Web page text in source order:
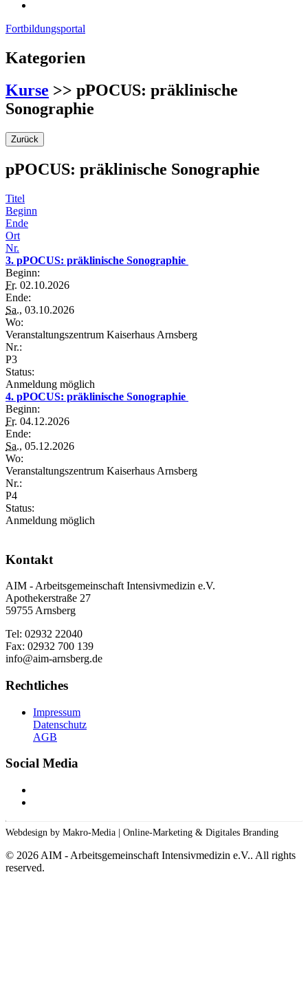
Fortbildungsportal
Kategorien
Kurse >> pPOCUS: präklinische
Sonographie
Zurück
pPOCUS: präklinische Sonographie
Titel
Beginn
Ende
Ort
Nr.
3. pPOCUS: präklinische Sonographie
Beginn:
Fr. 02.10.2026
Ende:
Sa., 03.10.2026
Wo:
Veranstaltungszentrum Kaiserhaus Arnsberg
Nr.:
P3
Status:
Anmeldung möglich
4. pPOCUS: präklinische Sonographie
Beginn:
Fr. 04.12.2026
Ende:
Sa., 05.12.2026
Wo:
Veranstaltungszentrum Kaiserhaus Arnsberg
Nr.:
P4
Status:
Anmeldung möglich
Kontakt
AIM - Arbeitsgemeinschaft Intensivmedizin e.V.
Apothekerstraße 27
59755 Arnsberg
Tel: 02932 22040
Fax: 02932 700 139
info@aim-arnsberg.de
Rechtliches
Impressum
Datenschutz
AGB
Social Media
Webdesign by Makro-Media | Online-Marketing & Digitales Branding
© 2026 AIM - Arbeitsgemeinschaft Intensivmedizin e.V.. All rights
reserved.